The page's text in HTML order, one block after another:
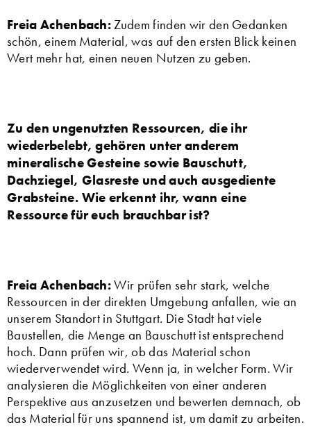
Freia Achenbach:Zudem finden wir den Gedanken
schön, einem Material, was auf den ersten Blick keinen
Wert mehr hat, einen neuen Nutzen zu geben.
Zu den ungenutzten Ressourcen, die ihr
wiederbelebt, gehören unter anderem
mineralische Gesteine sowie Bauschutt,
Dachziegel, Glasreste und auch ausgediente
Grabsteine. Wie erkennt ihr, wann eine
Ressource für euch brauchbar ist?
Freia Achenbach:Wir prüfen sehr stark, welche
Ressourcen in der direkten Umgebung anfallen, wie an
unserem Standort in Stuttgart. Die Stadt hat viele
Baustellen, die Menge an Bauschutt ist entsprechend
hoch. Dann prüfen wir, ob das Material schon
wiederverwendet wird. Wenn ja, in welcher Form. Wir
analysieren die Möglichkeiten von einer anderen
Perspektive aus anzusetzen und bewerten demnach, ob
das Material für uns spannend ist, um damit zu arbeiten.